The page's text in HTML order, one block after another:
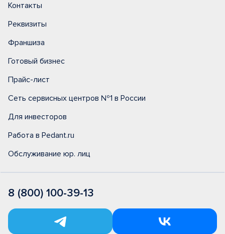
Контакты
Реквизиты
Франшиза
Готовый бизнес
Прайс-лист
Сеть сервисных центров №1 в России
Для инвесторов
Работа в Pedant.ru
Обслуживание юр. лиц
8 (800) 100-39-13